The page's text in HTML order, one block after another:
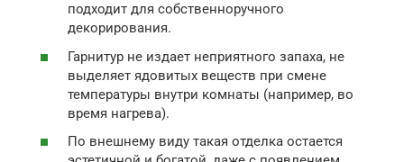
подходит для собственноручного
декорирования.
Гарнитур не издает неприятного запаха, не
выделяет ядовитых веществ при смене
температуры внутри комнаты (например, во
время нагрева).
По внешнему виду такая отделка остается